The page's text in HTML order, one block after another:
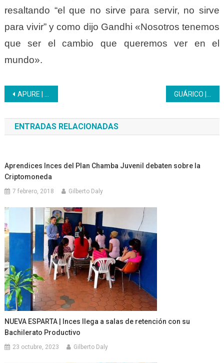
resaltando “el que no sirve para servir, no sirve
para vivir” y como dijo Gandhi «Nosotros tenemos
que ser el cambio que queremos ver en el
mundo».
Navegación
de
entradas
APURE | Inces inició la formación de Panadería Artesanal en la parroquia San Juan de Payara, municipio Pedro Camejo
ENTRADAS RELACIONADAS
Aprendices Inces del Plan Chamba Juvenil debaten sobre la
Criptomoneda
7 febrero, 2018 Gilberto Daly
NUEVA ESPARTA | Inces llega a salas de retención con su
Bachilerato Productivo
23 octubre, 2023 Gilberto Daly